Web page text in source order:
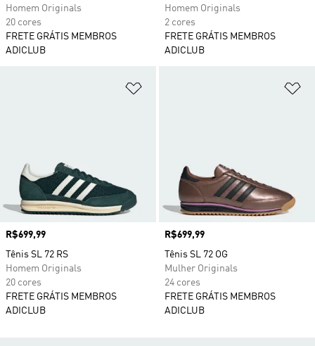
Homem Originals
20 cores
FRETE GRÁTIS MEMBROS
ADICLUB
Homem Originals
2 cores
FRETE GRÁTIS MEMBROS
ADICLUB
Preço
R$699,99
Tênis SL 72 RS
Homem Originals
20 cores
FRETE GRÁTIS MEMBROS
ADICLUB
Preço
R$699,99
Tênis SL 72 OG
Mulher Originals
24 cores
FRETE GRÁTIS MEMBROS
ADICLUB